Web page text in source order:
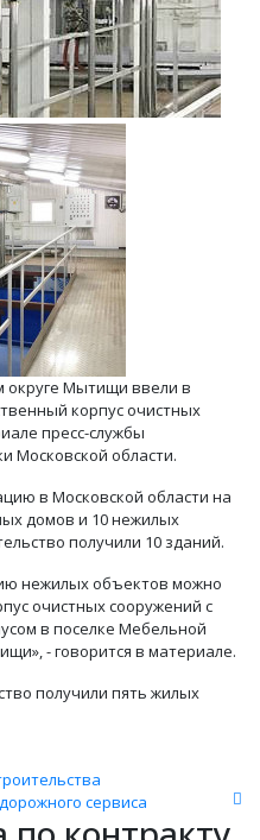
округе Мытищи ввели в
корпус очистных
пресс-службы
Московской области.
в Московской области на
домов и 10 нежилых
получили 10 зданий.
нежилых объектов можно
очистных сооружений с
в поселке Мебельной
- говорится в материале.
получили пять жилых
сервиса